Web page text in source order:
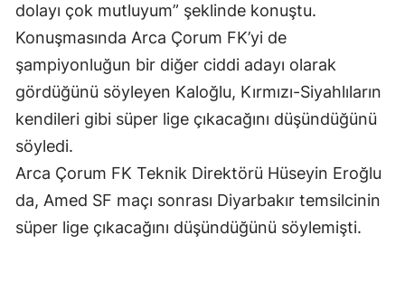
Bartın
Ardahan
Iğdır
Yalova
Karabük
Kilis
Osmaniye
dolayı çok mutluyum” şeklinde konuştu.
Konuşmasında Arca Çorum FK’yi de
şampiyonluğun bir diğer ciddi adayı olarak
gördüğünü söyleyen Kaloğlu, Kırmızı-Siyahlıların
kendileri gibi süper lige çıkacağını düşündüğünü
söyledi.
Arca Çorum FK Teknik Direktörü Hüseyin Eroğlu
da, Amed SF maçı sonrası Diyarbakır temsilcinin
süper lige çıkacağını düşündüğünü söylemişti.